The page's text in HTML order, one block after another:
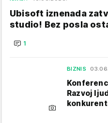
Ubisoft iznenada
studio! Bez posla
1
BIZNIS
Razvoj